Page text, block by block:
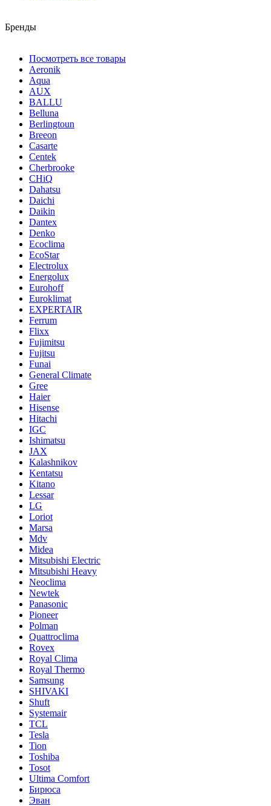
Бренды
Посмотреть все товары
Aeronik
Aqua
AUX
BALLU
Belluna
Berlingtoun
Breeon
Casarte
Centek
Cherbrooke
CHiQ
Dahatsu
Daichi
Daikin
Dantex
Denko
Ecoclima
EcoStar
Electrolux
Energolux
Eurohoff
Euroklimat
EXPERTAIR
Ferrum
Flixx
Fujimitsu
Fujitsu
Funai
General Climate
Gree
Haier
Hisense
Hitachi
IGC
Ishimatsu
JAX
Kalashnikov
Kentatsu
Kitano
Lessar
LG
Loriot
Marsa
Mdv
Midea
Mitsubishi Electric
Mitsubishi Heavy
Neoclima
Newtek
Panasonic
Pioneer
Polman
Quattroclima
Rovex
Royal Clima
Royal Thermo
Samsung
SHIVAKI
Shuft
Systemair
TCL
Tesla
Tion
Toshiba
Tosot
Ultima Comfort
Бирюса
Эван